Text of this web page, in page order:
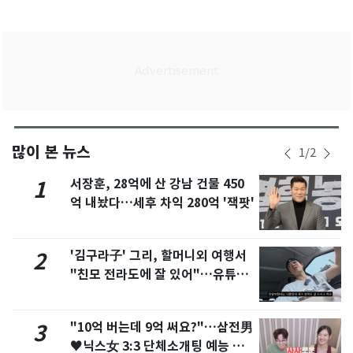
많이 본 뉴스 1/2
1
서장훈, 28억에 산 강남 건물 450
억 내놨다…세후 차익 280억 '잭팟'
2
'김구라子' 그리, 할머니외 여행서
"친모 전라도에 잘 있어"…유튜브
3
"10억 버는데 9억 써요?"…삼전男
♥닉스女 3:3 단체소개팅 예능 화